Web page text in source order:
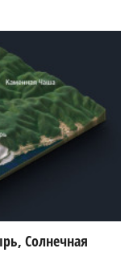
Солнечная